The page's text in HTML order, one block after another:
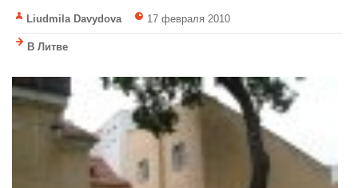
Liudmila Davydova 17 февраля 2010
В Литве